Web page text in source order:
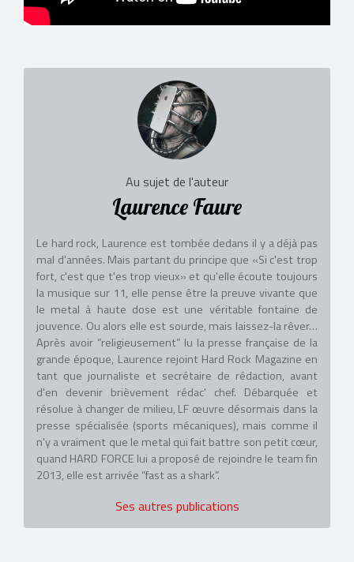
Au sujet de l'auteur
Laurence Faure
Le hard rock, Laurence est tombée dedans il y a déjà pas
mal d'années. Mais partant du principe que «Si c'est trop
fort, c'est que t'es trop vieux» et qu'elle écoute toujours
la musique sur 11, elle pense être la preuve vivante que
le metal à haute dose est une véritable fontaine de
jouvence. Ou alors elle est sourde, mais laissez-la rêver…
Après avoir “religieusement” lu la presse française de la
grande époque, Laurence rejoint Hard Rock Magazine en
tant que journaliste et secrétaire de rédaction, avant
d'en devenir brièvement rédac' chef. Débarquée et
résolue à changer de milieu, LF œuvre désormais dans la
presse spécialisée (sports mécaniques), mais comme il
n'y a vraiment que le metal qui fait battre son petit cœur,
quand HARD FORCE lui a proposé de rejoindre le team fin
2013, elle est arrivée “fast as a shark”.
Ses autres publications